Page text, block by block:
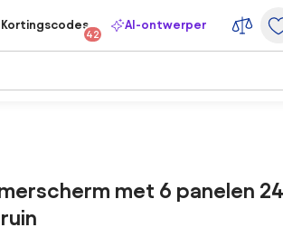
Kortingscodes
42
AI-ontwerper
met 6 panelen